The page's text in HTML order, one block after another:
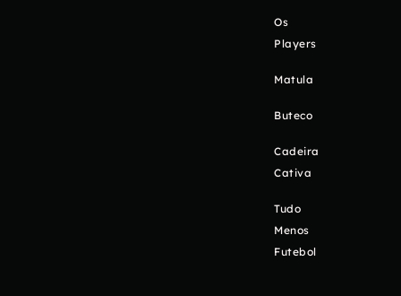
Os
Players
Matula
Buteco
Cadeira
Cativa
Tudo
Menos
Futebol